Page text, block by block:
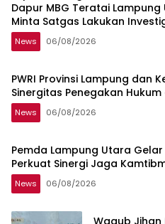
Dapur MBG Teratai
Minta Satgas Lakukan
News 06/08/2026
PWRI Provinsi Lampung dan
Sinergitas Penegakan
News 06/08/2026
Pemda Lampung Utara
Perkuat Sinergi Jaga
News 06/08/2026